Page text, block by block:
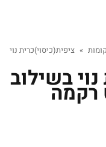
» ציפית(כיסוי)כרית נוי
בשילוב
רקמה